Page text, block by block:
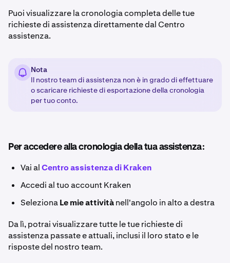
Puoi visualizzare la cronologia completa delle tue
richieste di assistenza direttamente dal Centro
assistenza.
Nota
Il nostro team di assistenza non è in grado di effettuare
o scaricare richieste di esportazione della cronologia
per tuo conto.
Per accedere alla cronologia della tua assistenza:
Vai alCentro assistenza di Kraken
Accedi al tuo account Kraken
SelezionaLe mie attivitànell'angolo in alto a destra
Da lì, potrai visualizzare tutte le tue richieste di
assistenza passate e attuali, inclusi il loro stato e le
risposte del nostro team.